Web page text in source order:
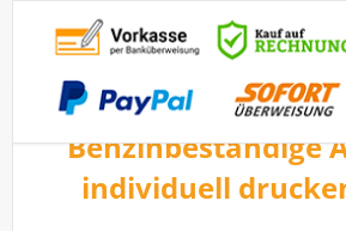
Benzinbeständige
individuell